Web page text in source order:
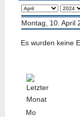
Montag, 10. April
Es wurden keine
Mo